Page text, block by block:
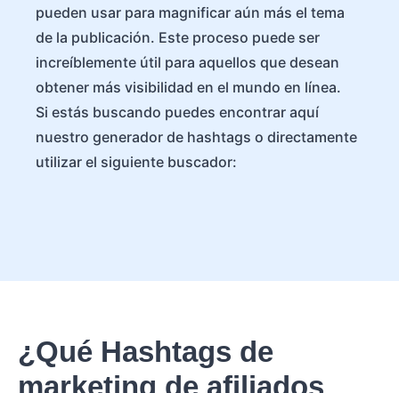
pueden usar para magnificar aún más el tema
de la publicación. Este proceso puede ser
increíblemente útil para aquellos que desean
obtener más visibilidad en el mundo en línea.
Si estás buscando puedes encontrar aquí
nuestro generador de hashtags o directamente
utilizar el siguiente buscador:
¿Qué Hashtags de
marketing de afiliados